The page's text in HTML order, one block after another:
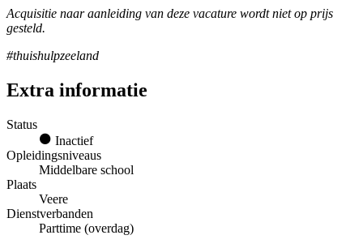
Acquisitie naar aanleiding van deze vacature wordt niet op prijs
gesteld.
#thuishulpzeeland
Extra informatie
Status
Inactief
Opleidingsniveaus
Middelbare school
Plaats
Veere
Dienstverbanden
Parttime (overdag)